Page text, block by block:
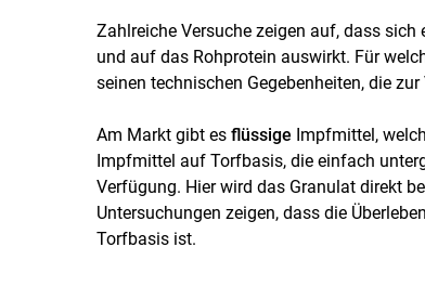
Zahlreiche Versuche zeigen auf, dass
und auf das Rohprotein auswirkt. Für
seinen technischen Gegebenheiten, die
Am Markt gibt es flüssige Impfmittel,
Impfmittel auf Torfbasis, die einfach
Verfügung. Hier wird das Granulat direkt
Untersuchungen zeigen, dass die
Torfbasis ist.